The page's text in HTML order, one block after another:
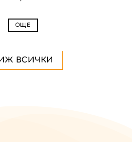
ОЩЕ
ВСИЧКИ